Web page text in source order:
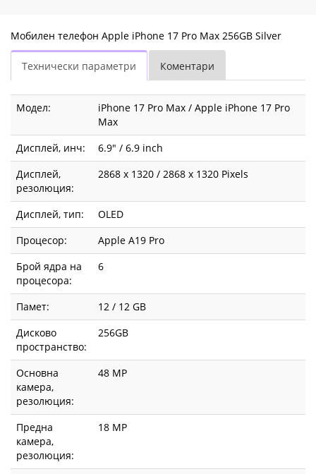
Мобилен телефон Apple iPhone 17 Pro Max 256GB Silver
Технически параметри Коментари
Модел:
iPhone 17 Pro Max / Apple iPhone 17 Pro
Max
Дисплей, инч:
6.9" / 6.9 inch
Дисплей,
резолюция:
2868 x 1320 / 2868 x 1320 Pixels
Дисплей, тип:
OLED
Процесор:
Apple A19 Pro
Брой ядра на
процесора:
6
Памет:
12 / 12 GB
Дисково
пространство:
256GB
Основна
камера,
резолюция:
48 MP
Предна
камера,
резолюция:
18 MP